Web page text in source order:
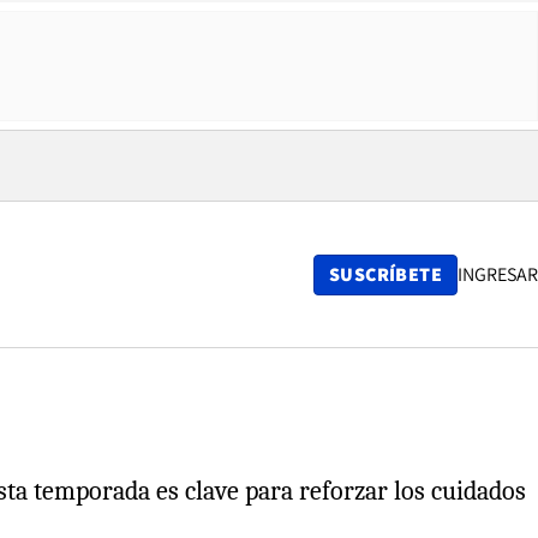
SUSCRÍBETE INGRESAR
temporada es clave para reforzar los cuidados